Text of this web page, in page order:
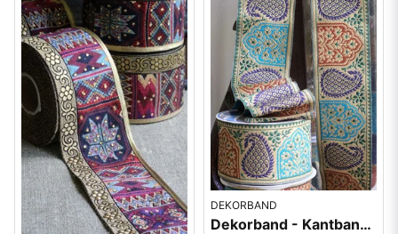
DEKORBAND
Dekorband - Kantband i textil Nr 85